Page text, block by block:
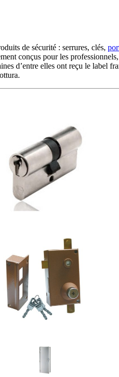
de sécurité : serrures, clés,
conçus pour les
d’entre elles ont reçu le label